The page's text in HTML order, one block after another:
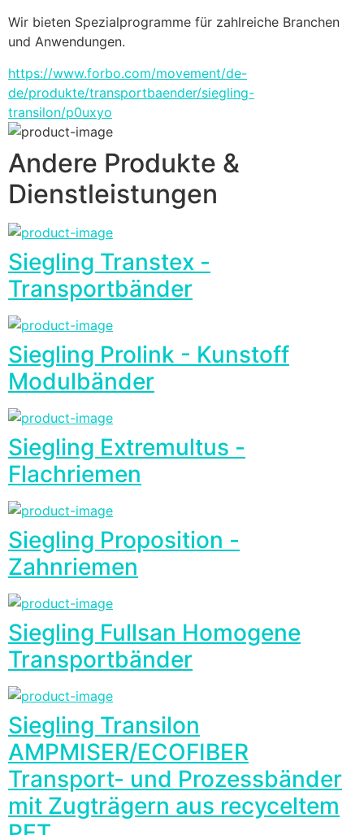
Wir bieten Spezialprogramme für zahlreiche Branchen
und Anwendungen.
https://www.forbo.com/movement/de-
de/produkte/transportbaender/siegling-
transilon/p0uxyo
Andere Produkte &
Dienstleistungen
Siegling Transtex -
Transportbänder
Siegling Prolink - Kunstoff
Modulbänder
Siegling Extremultus -
Flachriemen
Siegling Proposition -
Zahnriemen
Siegling Fullsan Homogene
Transportbänder
Siegling Transilon
AMPMISER/ECOFIBER
Transport- und Prozessbänder
mit Zugträgern aus recyceltem